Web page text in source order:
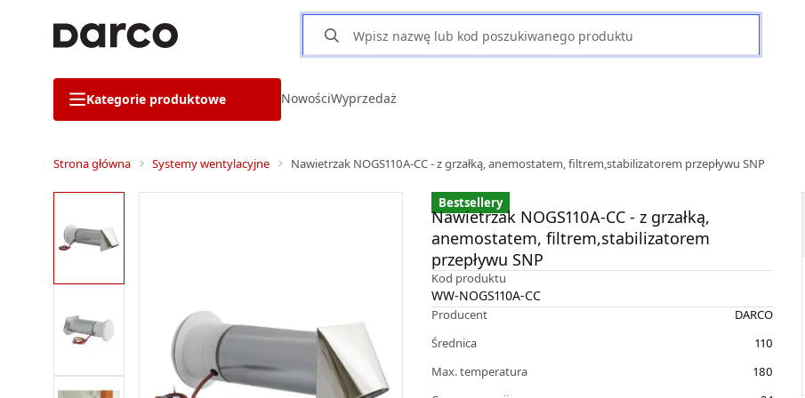
Kategorie produktowe NowościWyprzedaż
Strona główna Systemy wentylacyjne Nawietrzak NOGS110A-CC - z grzałką, anemostatem, filtrem,stabilizatorem przepływu SNP
Bestsellery
Nawietrzak NOGS110A-CC - z grzałką,
anemostatem, filtrem,stabilizatorem
przepływu SNP
Kod produktu
WW-NOGS110A-CC
Producent
DARCO
Średnica
110
Max. temperatura
180